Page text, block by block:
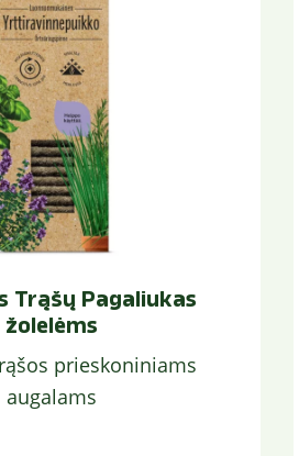
Trąšų Pagaliukas
žolelėms
prieskoniniams
augalams